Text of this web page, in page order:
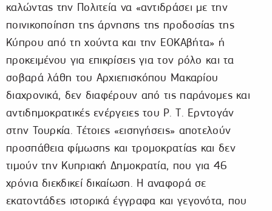
καλώντας την Πολιτεία να «αντιδράσει με την
ποινικοποίηση της άρνησης της προδοσίας της
Κύπρου από τη χούντα και την ΕΟΚΑβήτα» ή
προκειμένου για επικρίσεις για τον ρόλο και τα
σοβαρά λάθη του Αρχιεπισκόπου Μακαρίου
διαχρονικά, δεν διαφέρουν από τις παράνομες και
αντιδημοκρατικές ενέργειες του Ρ. Τ. Ερντογάν
στην Τουρκία. Τέτοιες «εισηγήσεις» αποτελούν
προσπάθεια φίμωσης και τρομοκρατίας και δεν
τιμούν την Κυπριακή Δημοκρατία, που για 46
χρόνια διεκδικεί δικαίωση. Η αναφορά σε
εκατοντάδες ιστορικά έγγραφα και γεγονότα, που